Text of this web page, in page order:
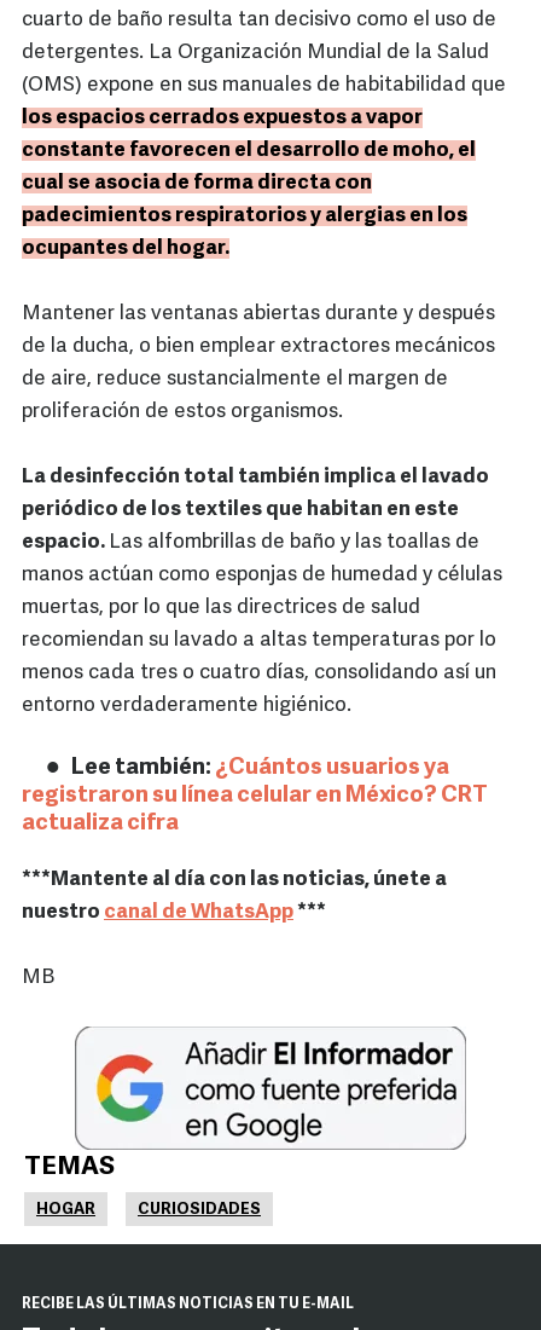
cuarto de baño resulta tan decisivo como el uso de
detergentes. La Organización Mundial de la Salud
(OMS) expone en sus manuales de habitabilidad que
los espacios cerrados expuestos a vapor
constante favorecen el desarrollo de moho, el
cual se asocia de forma directa con
padecimientos respiratorios y alergias en los
ocupantes del hogar.
Mantener las ventanas abiertas durante y después
de la ducha, o bien emplear extractores mecánicos
de aire, reduce sustancialmente el margen de
proliferación de estos organismos.
La desinfección total también implica el lavado
periódico de los textiles que habitan en este
espacio. Las alfombrillas de baño y las toallas de
manos actúan como esponjas de humedad y células
muertas, por lo que las directrices de salud
recomiendan su lavado a altas temperaturas por lo
menos cada tres o cuatro días, consolidando así un
entorno verdaderamente higiénico.
Lee también: ¿Cuántos usuarios ya
registraron su línea celular en México? CRT
actualiza cifra
***Mantente al día con las noticias, únete a
nuestro canal de WhatsApp***
MB
TEMAS
HOGAR CURIOSIDADES
RECIBE LAS ÚLTIMAS NOTICIAS EN TU E-MAIL